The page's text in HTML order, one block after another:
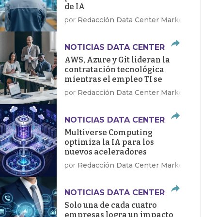
de IA
por Redacción Data Center Market
NOTICIAS DATA CENTER
AWS, Azure y Git lideran la
contratación tecnológica
mientras el empleo TI se
recupera en EE.UU.
por Redacción Data Center Market
NOTICIAS DATA CENTER
Multiverse Computing
optimiza la IA para los
nuevos aceleradores
Dragonfly de Qualcomm
por Redacción Data Center Market
NOTICIAS DATA CENTER
Solo una de cada cuatro
empresas logra un impacto